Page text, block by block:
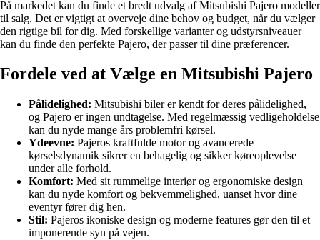
På markedet kan du finde et bredt udvalg af Mitsubishi Pajero modeller
til salg. Det er vigtigt at overveje dine behov og budget, når du vælger
den rigtige bil for dig. Med forskellige varianter og udstyrsniveauer
kan du finde den perfekte Pajero, der passer til dine præferencer.
Fordele ved at Vælge en Mitsubishi Pajero
Pålidelighed: Mitsubishi biler er kendt for deres pålidelighed,
og Pajero er ingen undtagelse. Med regelmæssig vedligeholdelse
kan du nyde mange års problemfri kørsel.
Ydeevne: Pajeros kraftfulde motor og avancerede
kørselsdynamik sikrer en behagelig og sikker køreoplevelse
under alle forhold.
Komfort: Med sit rummelige interiør og ergonomiske design
kan du nyde komfort og bekvemmelighed, uanset hvor dine
eventyr fører dig hen.
Stil: Pajeros ikoniske design og moderne features gør den til et
imponerende syn på vejen.